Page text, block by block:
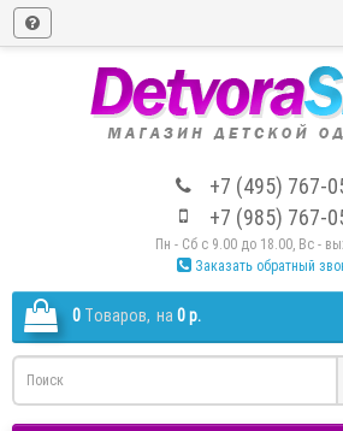
+7 (495) 767-
+7 (985) 767-
Пн - Сб с 9.00 до 18.00, Вс -
Заказать обратный
0 Tоваров, на 0 р.